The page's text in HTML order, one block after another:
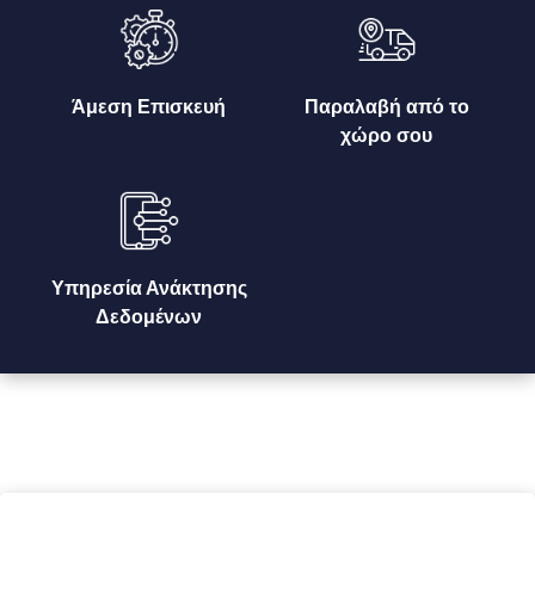
Άμεση Επισκευή
Παραλαβή από το
χώρο σου
Υπηρεσία Ανάκτησης
Δεδομένων